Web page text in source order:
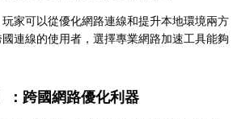
家可以從優化網路連線和提升本地環境兩方
連線的使用者，選擇專業網路加速工具能夠
：跨國網路優化利器